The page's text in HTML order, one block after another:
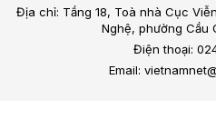
Địa chỉ: Tầng 18, Toà nhà Cục
Nghệ, phường Cầu
Điện thoại:
Email: